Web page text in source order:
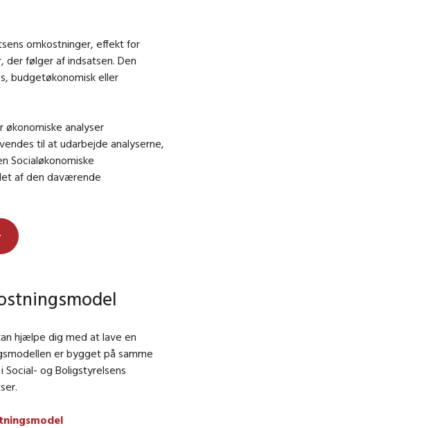
omkostninger, effekt for
der følger af indsatsen. Den
budgetøkonomisk eller
økonomiske analyser
til at udarbejde analyserne,
Socialøkonomiske
af den daværende
hjælpe dig med at lave en
er bygget på samme
Social- og Boligstyrelsens